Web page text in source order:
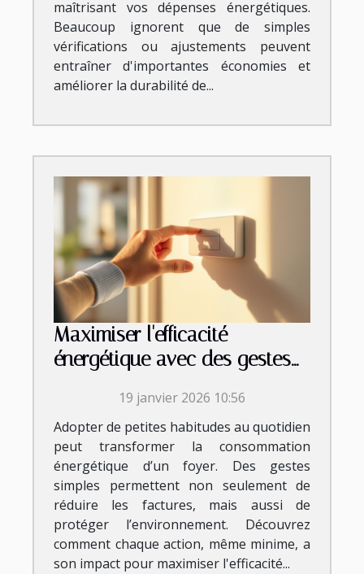
maîtrisant vos dépenses énergétiques.
Beaucoup ignorent que de simples
vérifications ou ajustements peuvent
entraîner d'importantes économies et
améliorer la durabilité de...
Maximiser l'efficacité
énergétique avec des gestes
19 janvier 2026 10:56
Adopter de petites habitudes au quotidien
peut transformer la consommation
énergétique d’un foyer. Des gestes
simples permettent non seulement de
réduire les factures, mais aussi de
protéger l’environnement. Découvrez
comment chaque action, même minime, a
son impact pour maximiser l'efficacité...